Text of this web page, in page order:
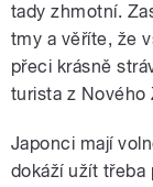
tady zhmotní.
tmy a věříte, že
přeci krásně
turista z Nového
Japonci mají
dokáží užít třeba